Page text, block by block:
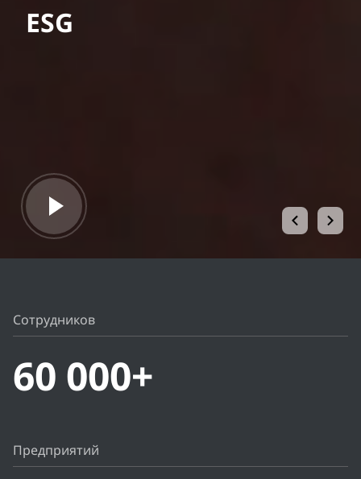
Турмаршрут на
Сотрудников
60 000+
Предприятий